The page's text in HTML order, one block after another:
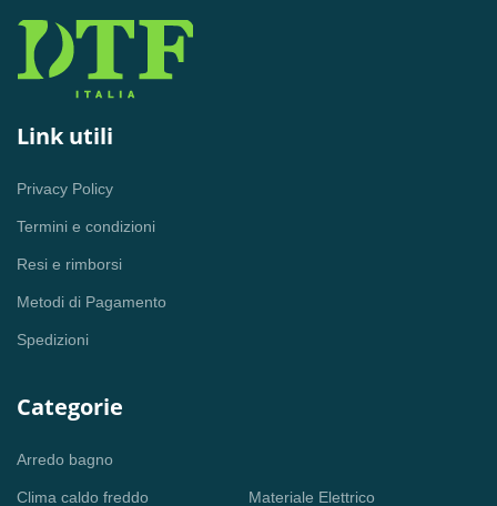
Link utili
Privacy Policy
Termini e condizioni
Resi e rimborsi
Metodi di Pagamento
Spedizioni
Categorie
Arredo bagno
Clima caldo freddo Materiale Elettrico